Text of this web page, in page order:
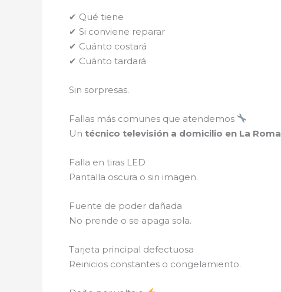
✔ Qué tiene
✔ Si conviene reparar
✔ Cuánto costará
✔ Cuánto tardará
Sin sorpresas.
Fallas más comunes que atendemos
Un técnico televisión a domicilio en La Roma
Falla en tiras LED
Pantalla oscura o sin imagen.
Fuente de poder dañada
No prende o se apaga sola.
Tarjeta principal defectuosa
Reinicios constantes o congelamiento.